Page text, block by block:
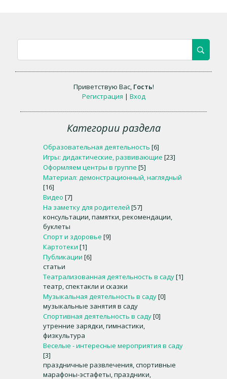
Приветствую Вас, Гость!
Регистрация | Вход
Категории раздела
Образовательная деятельность [6]
Игры: дидактические, развивающие [23]
Оформляем центры в группе [5]
Материал: демонстрационный, наглядный
[16]
Видео [7]
На заметку для родителей [57]
консультации, памятки, рекомендации,
буклеты
Спорт и здоровье [9]
Картотеки [1]
Публикации [6]
статьи
Театрализованная деятельность в саду[1]
театр, спектакли и сказки
Музыкальная деятельность в саду[0]
музыкальные занятия в саду
Спортивная деятельность в саду[0]
утренние зарядки, гимнастики,
физкультура
Веселые - интересные мероприятия в саду
[3]
праздничные развлечения, спортивные
марафоны-эстафеты, праздники,